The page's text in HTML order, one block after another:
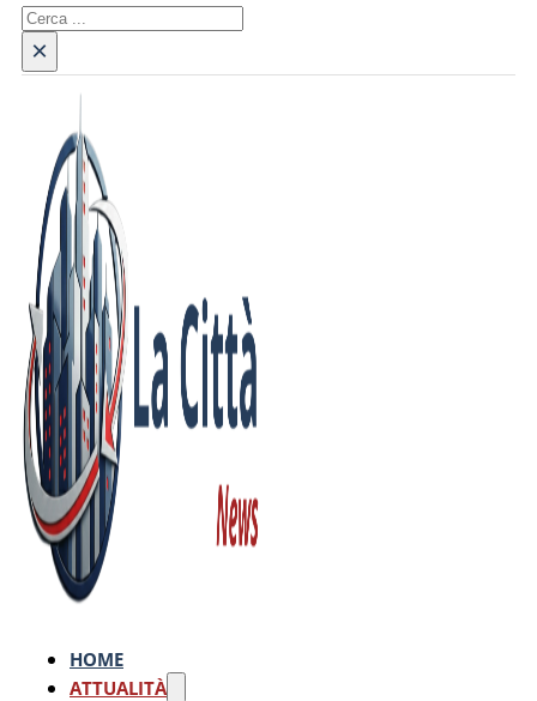
Cerca
×
HOME
ATTUALITÀ